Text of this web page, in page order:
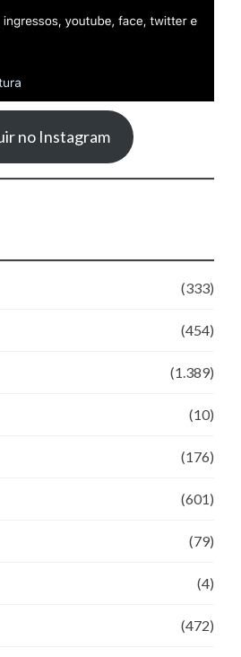
no Instagram
(333)
(454)
(1.389)
(10)
(176)
(601)
(79)
(4)
(472)